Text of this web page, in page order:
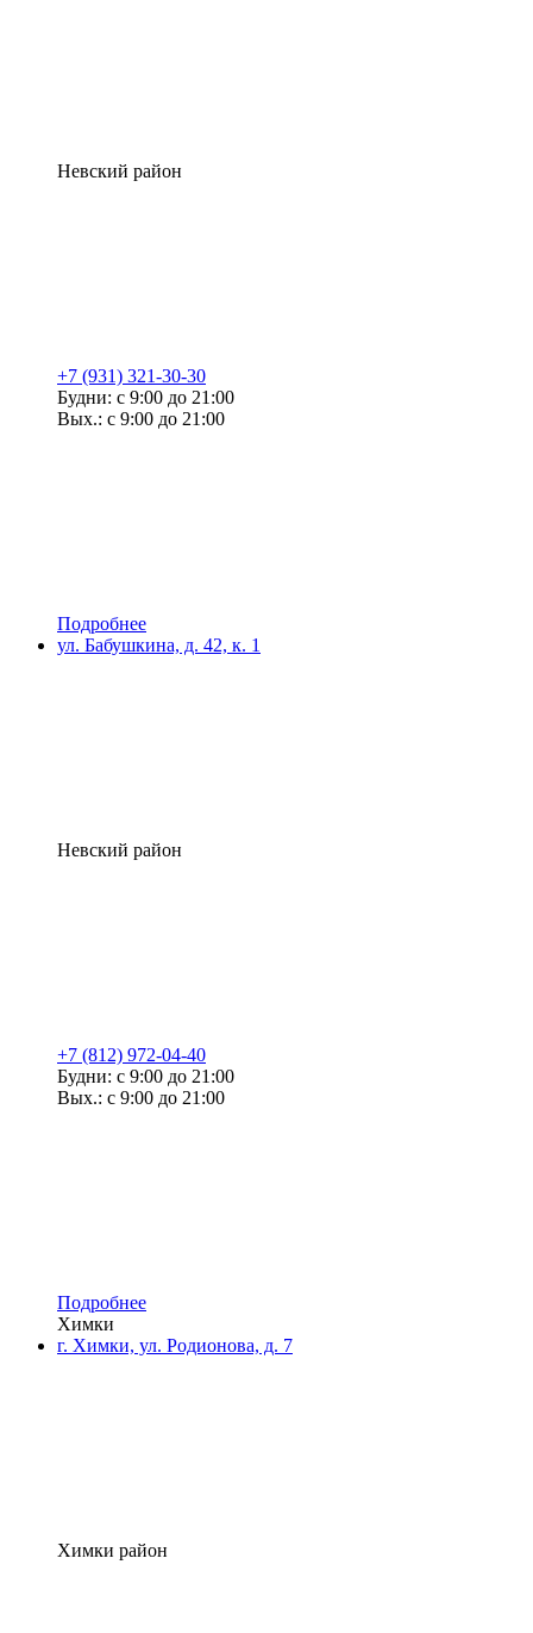
Невский район
+7 (931) 321-30-30
Будни: с 9:00 до 21:00
Вых.: с 9:00 до 21:00
Подробнее
ул. Бабушкина, д. 42, к. 1
Невский район
+7 (812) 972-04-40
Будни: с 9:00 до 21:00
Вых.: с 9:00 до 21:00
Подробнее
Химки
г. Химки, ул. Родионова, д. 7
Химки район